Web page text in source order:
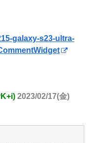
galaxy-s23-ultra-
2023/02/17(金)